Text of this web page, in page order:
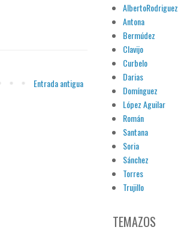
Entrada antigua
AlbertoRodriguez
Antona
Bermúdez
Clavijo
Curbelo
Darias
Domínguez
López Aguilar
Román
Santana
Soria
Sánchez
Torres
Trujillo
TEMAZOS